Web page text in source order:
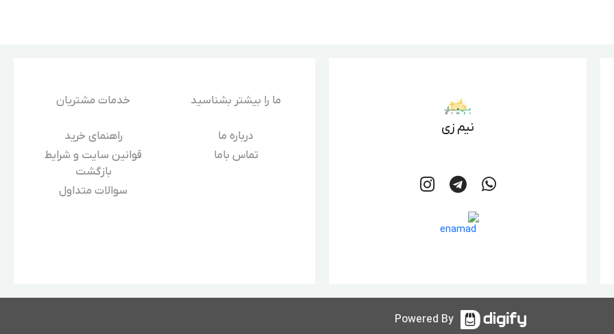
نیم زی
ما را بیشتر بشناسید
درباره‌ ما
تماس باما
خدمات مشتریان
راهنمای خرید
قوانین سایت و شرایط
بازگشت
سوالات متداول
Powered By